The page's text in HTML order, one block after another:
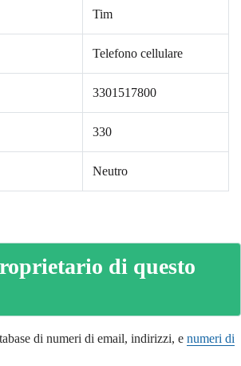
Tim
Telefono cellulare
3301517800
330
Neutro
di questo
di numeri di email, indirizzi, e numeri di